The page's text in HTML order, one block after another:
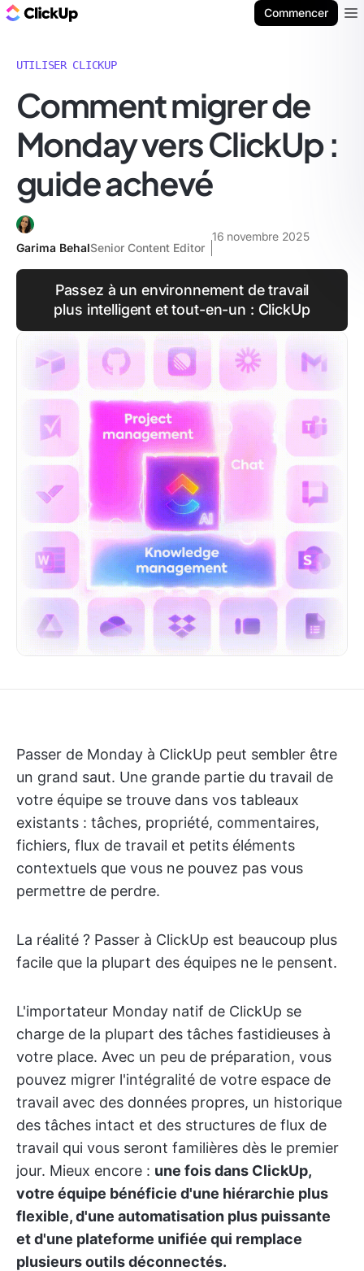
Commencer
UTILISER CLICKUP
Comment migrer de
Monday vers ClickUp :
guide achevé
Garima BehalSenior Content Editor
16 novembre 2025
Passez à un environnement de travail
plus intelligent et tout-en-un : ClickUp
Passer de Monday à ClickUp peut sembler être
un grand saut. Une grande partie du travail de
votre équipe se trouve dans vos tableaux
existants : tâches, propriété, commentaires,
fichiers, flux de travail et petits éléments
contextuels que vous ne pouvez pas vous
permettre de perdre.
La réalité ? Passer à ClickUp est beaucoup plus
facile que la plupart des équipes ne le pensent.
L'importateur Monday natif de ClickUp se
charge de la plupart des tâches fastidieuses à
votre place. Avec un peu de préparation, vous
pouvez migrer l'intégralité de votre espace de
travail avec des données propres, un historique
des tâches intact et des structures de flux de
travail qui vous seront familières dès le premier
jour. Mieux encore : une fois dans ClickUp,
votre équipe bénéficie d'une hiérarchie plus
flexible, d'une automatisation plus puissante
et d'une plateforme unifiée qui remplace
plusieurs outils déconnectés.